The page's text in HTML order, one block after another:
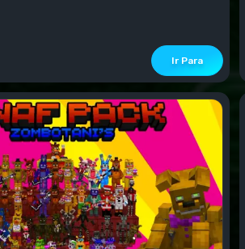
Ir Para